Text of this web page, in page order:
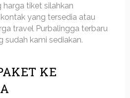
tiket silahkan
yang tersedia atau
travel Purbalingga terbaru
sudah kami sediakan.
KE